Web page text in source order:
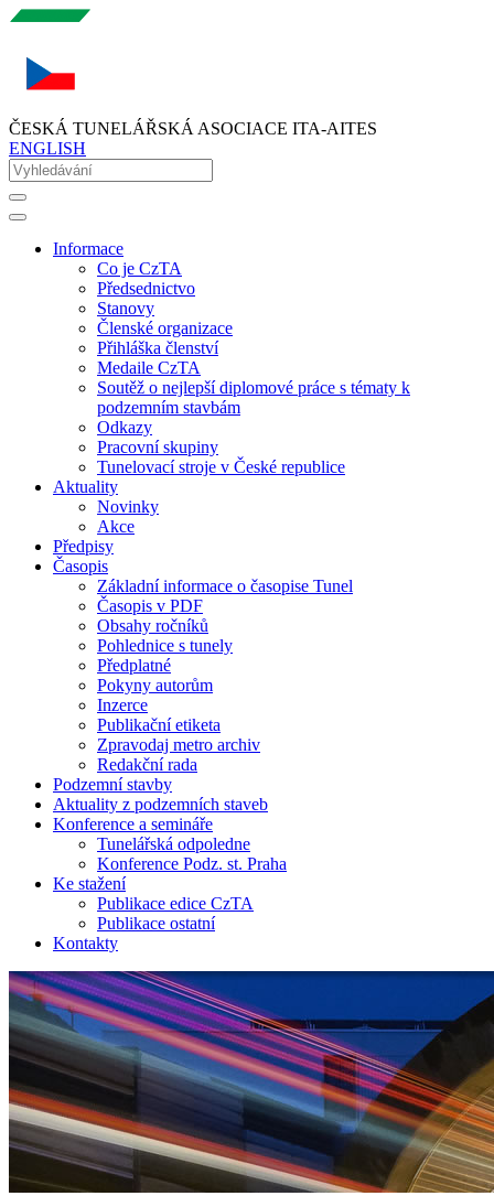
ČESKÁ TUNELÁŘSKÁ ASOCIACE ITA-AITES
ENGLISH
Informace
Co je CzTA
Předsednictvo
Stanovy
Členské organizace
Přihláška členství
Medaile CzTA
Soutěž o nejlepší diplomové práce s tématy k
podzemním stavbám
Odkazy
Pracovní skupiny
Tunelovací stroje v České republice
Aktuality
Novinky
Akce
Předpisy
Časopis
Základní informace o časopise Tunel
Časopis v PDF
Obsahy ročníků
Pohlednice s tunely
Předplatné
Pokyny autorům
Inzerce
Publikační etiketa
Zpravodaj metro archiv
Redakční rada
Podzemní stavby
Aktuality z podzemních staveb
Konference a semináře
Tunelářská odpoledne
Konference Podz. st. Praha
Ke stažení
Publikace edice CzTA
Publikace ostatní
Kontakty